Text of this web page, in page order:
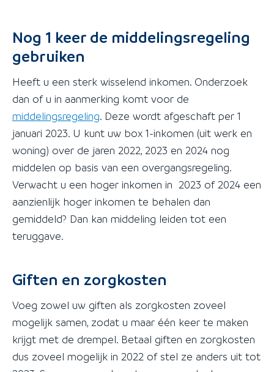
Nog 1 keer de middelingsregeling
gebruiken
Heeft u een sterk wisselend inkomen. Onderzoek
dan of u in aanmerking komt voor de
middelingsregeling. Deze wordt afgeschaft per 1
januari 2023. U kunt uw box 1-inkomen (uit werk en
woning) over de jaren 2022, 2023 en 2024 nog
middelen op basis van een overgangsregeling.
Verwacht u een hoger inkomen in 2023 of 2024 een
aanzienlijk hoger inkomen te behalen dan
gemiddeld? Dan kan middeling leiden tot een
teruggave.
Giften en zorgkosten
Voeg zowel uw giften als zorgkosten zoveel
mogelijk samen, zodat u maar één keer te maken
krijgt met de drempel. Betaal giften en zorgkosten
dus zoveel mogelijk in 2022 of stel ze anders uit tot